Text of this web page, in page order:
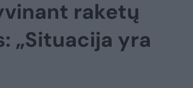
raketų
„Situacija yra